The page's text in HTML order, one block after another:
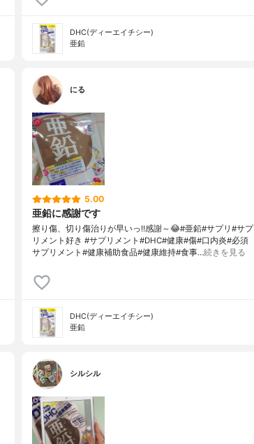
DHC(ディーエイチシー)
亜鉛
にる
5.00
亜鉛に感謝です
擦り傷、切り傷治りが早いっ!!感謝～😂#亜鉛#サプリ#サプ
リメント好き #サプリメント#DHC#健康#傷#口内炎#必須
サプリメント#健康補助食品#健康維持#食事…続きを見る
DHC(ディーエイチシー)
亜鉛
シルシル